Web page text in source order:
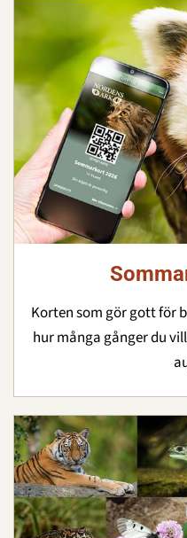
Korten som gör gott för
hur många gånger du